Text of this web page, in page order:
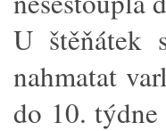
U štěňátek
nahmatat
do 10.